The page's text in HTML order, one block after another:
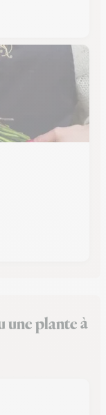
une plante à